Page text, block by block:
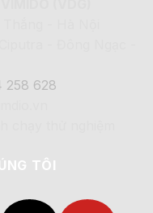
258 628
TÔI